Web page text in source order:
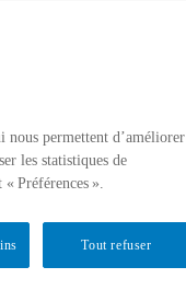
permettent d’améliorer
les statistiques de
Préférences ».
Tout refuser